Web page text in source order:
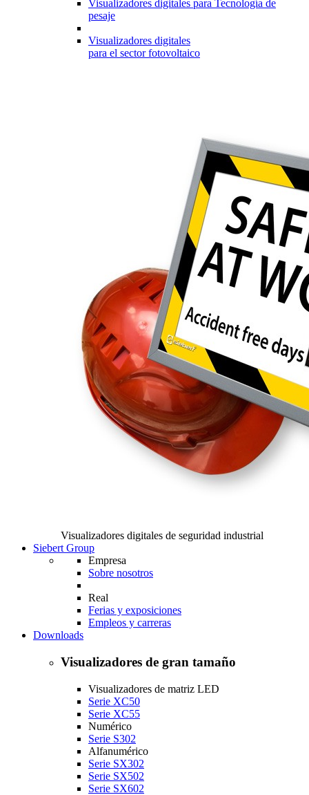
Visualizadores digitales para Tecnología de
pesaje
Visualizadores digitales
para el sector fotovoltaico
Visualizadores digitales de seguridad industrial
Siebert Group
Empresa
Sobre nosotros
Real
Ferias y exposiciones
Empleos y carreras
Downloads
Visualizadores de gran tamaño
Visualizadores de matriz LED
Serie XC50
Serie XC55
Numérico
Serie S302
Alfanumérico
Serie SX302
Serie SX502
Serie SX602